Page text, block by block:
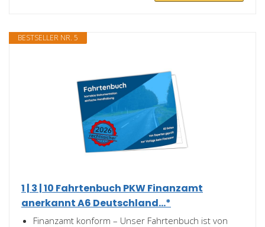
BESTSELLER NR. 5
1 | 3 | 10 Fahrtenbuch PKW Finanzamt
anerkannt A6 Deutschland...*
Finanzamt konform – Unser Fahrtenbuch ist von